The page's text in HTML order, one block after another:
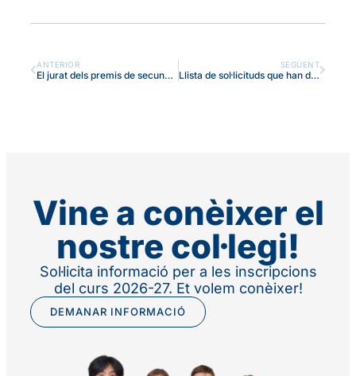
ANTERIOR
El jurat dels premis de secundària reinvindica l’art i la creativitat com a antídot a les amenaces de la IA
SEGÜENT
Llista de sol·licituds que han demanat el centre i l’ensenyament en primera opció, amb la puntuació provisional
Vine a conèixer el
nostre col·legi!
Sol·licita informació per a les inscripcions
del curs 2026-27. Et volem conèixer!
DEMANAR INFORMACIÓ